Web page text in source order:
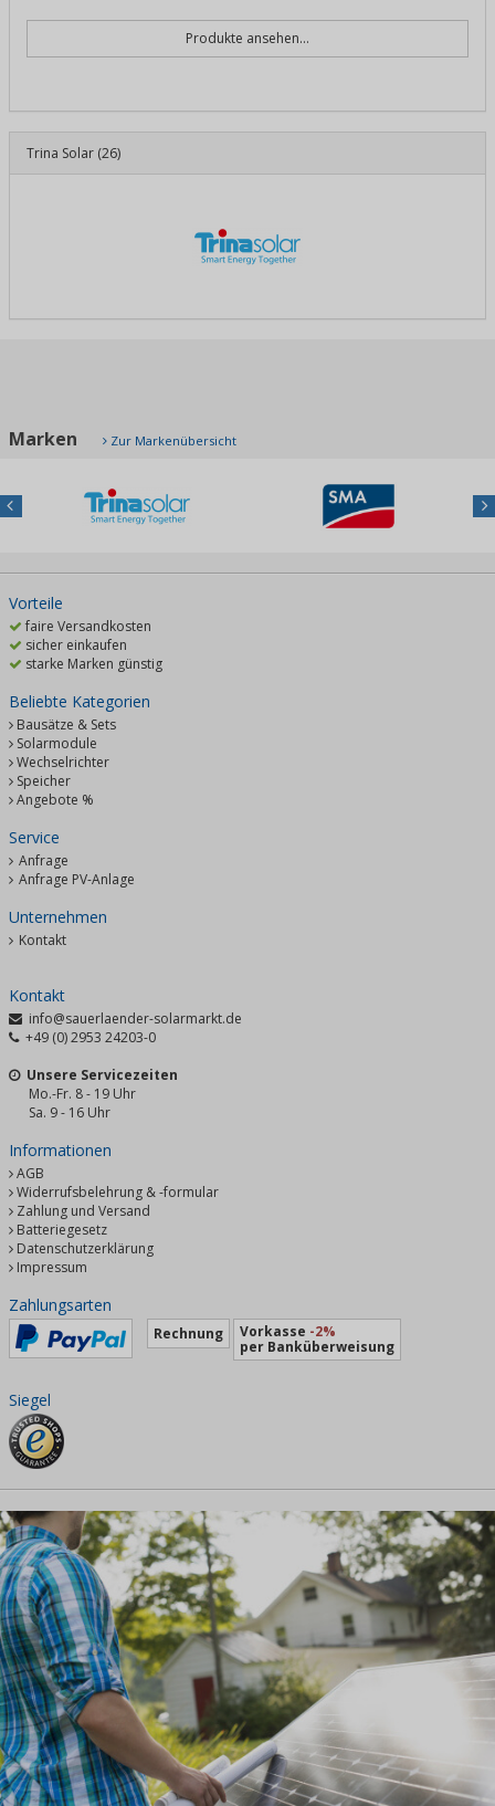
Produkte ansehen...
Trina Solar (26)
Marken Zur Markenübersicht
Vorteile
faire Versandkosten
sicher einkaufen
starke Marken günstig
Beliebte Kategorien
Bausätze & Sets
Solarmodule
Wechselrichter
Speicher
Angebote %
Service
Anfrage
Anfrage PV-Anlage
Unternehmen
Kontakt
Kontakt
info@sauerlaender-solarmarkt.de
+49 (0) 2953 24203-0
Unsere Servicezeiten
Mo.-Fr. 8 - 19 Uhr
Sa. 9 - 16 Uhr
Informationen
AGB
Widerrufsbelehrung & -formular
Zahlung und Versand
Batteriegesetz
Datenschutzerklärung
Impressum
Zahlungsarten
Rechnung Vorkasse -2%
per Banküberweisung
Siegel